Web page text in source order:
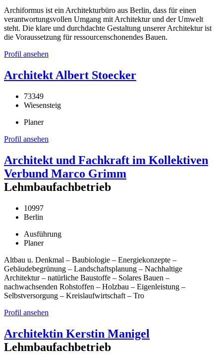
Archiformus ist ein Architekturbüro aus Berlin, dass für einen
verantwortungsvollen Umgang mit Architektur und der Umwelt
steht. Die klare und durchdachte Gestaltung unserer Architektur ist
die Voraussetzung für ressourcenschonendes Bauen.
Profil ansehen
Architekt Albert Stoecker
73349
Wiesensteig
Planer
Profil ansehen
Architekt und Fachkraft im Kollektiven
Verbund Marco Grimm
Lehmbaufachbetrieb
10997
Berlin
Ausführung
Planer
Altbau u. Denkmal – Baubiologie – Energiekonzepte –
Gebäudebegrünung – Landschaftsplanung – Nachhaltige
Architektur – natürliche Baustoffe – Solares Bauen –
nachwachsenden Rohstoffen – Holzbau – Eigenleistung –
Selbstversorgung – Kreislaufwirtschaft – Tro
Profil ansehen
Architektin Kerstin Manigel
Lehmbaufachbetrieb